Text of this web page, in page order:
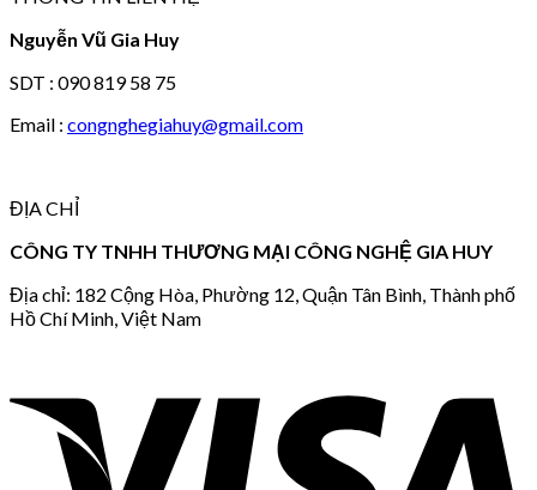
Nguyễn Vũ Gia Huy
SDT : 090 819 58 75
Email : congnghegiahuy@gmail.com
ĐỊA CHỈ
CÔNG TY TNHH THƯƠNG MẠI CÔNG NGHỆ GIA HUY
Địa chỉ: 182 Cộng Hòa, Phường 12, Quận Tân Bình, Thành phố
Hồ Chí Minh, Việt Nam